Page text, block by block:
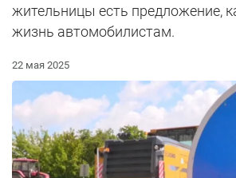
жительницы есть предложение,
жизнь автомобилистам.
22 мая 2025